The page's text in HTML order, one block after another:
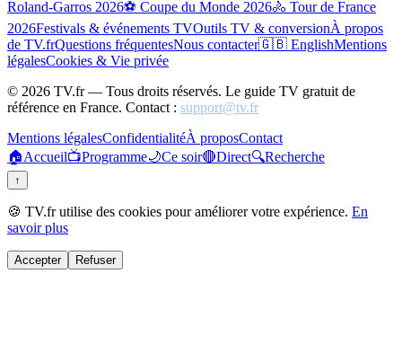
Roland-Garros 2026⚽ Coupe du Monde 2026🚴 Tour de France
2026Festivals & événements TVOutils TV & conversionÀ propos
de TV.frQuestions fréquentesNous contacter🇬🇧 EnglishMentions
légalesCookies & Vie privée
© 2026 TV.fr — Tous droits réservés. Le guide TV gratuit de
référence en France. Contact : support@tv.fr
Mentions légalesConfidentialitéÀ proposContact
🏠Accueil📺Programme🌙Ce soir🔴Direct🔍Recherche
↑
🍪 TV.fr utilise des cookies pour améliorer votre expérience. En
savoir plus
Accepter Refuser